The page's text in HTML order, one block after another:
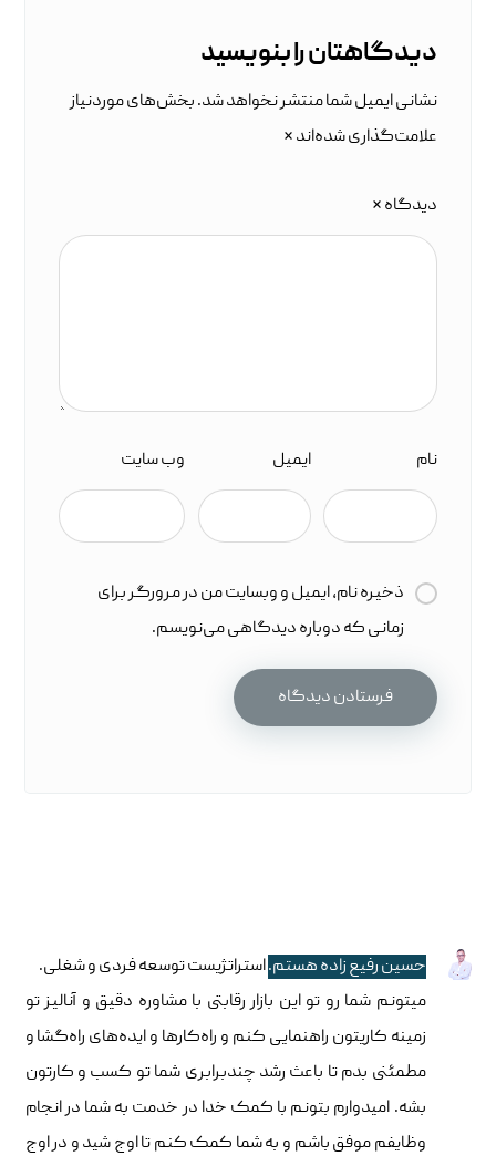
دیدگاهتان را بنویسید
نشانی ایمیل شما منتشر نخواهد شد.بخش‌های موردنیاز
علامت‌گذاری شده‌اند*
دیدگاه*
نام ایمیل وب‌ سایت
ذخیره نام، ایمیل و وبسایت من در مرورگر برای
زمانی که دوباره دیدگاهی می‌نویسم.
حسین رفیع زاده هستم.استراتژیست توسعه فردی و شغلی.
میتونم شما رو تو این بازار رقابتی با مشاوره دقیق و آنالیز تو
زمینه کاریتون راهنمایی کنم و راه‌کارها و ایده‌های راه‌گشا و
مطمئنی بدم تا باعث رشد چندبرابری شما تو کسب و کارتون
بشه. امیدوارم بتونم با کمک خدا در خدمت به شما در انجام
وظایفم موفق باشم و به شما کمک کنم تا اوج شید و در اوج